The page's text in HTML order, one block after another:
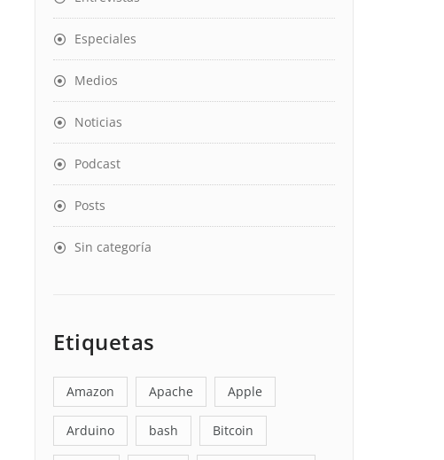
Especiales
Medios
Noticias
Podcast
Posts
Sin categoría
Etiquetas
Amazon Apache Apple
Arduino bash Bitcoin